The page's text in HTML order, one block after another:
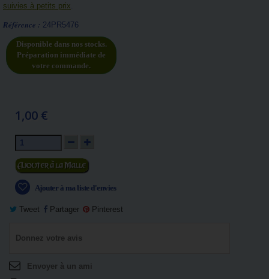
suivies à petits prix.
Référence : 24PR5476
Disponible dans nos stocks.
Préparation immédiate de
votre commande.
1,00 €
Ajouter au panier
Ajouter à ma liste d'envies
Tweet Partager Pinterest
Donnez votre avis
Envoyer à un ami